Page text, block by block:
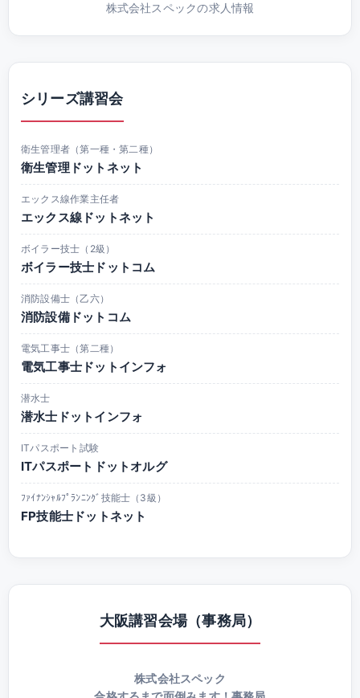
株式会社スペックの求人情報
シリーズ講習会
衛生管理者（第一種・第二種）
衛生管理ドットネット
エックス線作業主任者
エックス線ドットネット
ボイラー技士（2級）
ボイラー技士ドットコム
消防設備士（乙六）
消防設備ドットコム
電気工事士（第二種）
電気工事士ドットインフォ
潜水士
潜水士ドットインフォ
ITパスポート試験
ITパスポートドットオルグ
ﾌｧｲﾅﾝｼｬﾙﾌﾟﾗﾝﾆﾝｸﾞ技能士（3級）
FP技能士ドットネット
大阪講習会場（事務局）
株式会社スペック